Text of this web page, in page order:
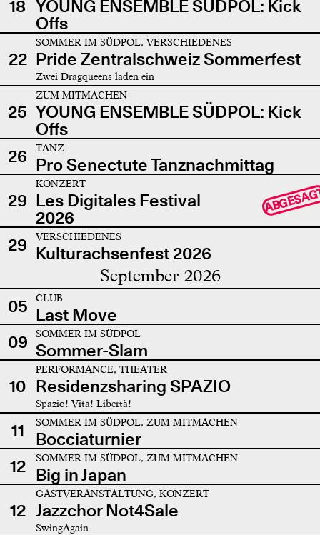
18 YOUNG ENSEMBLE SÜDPOL: Kick
Offs
22
SOMMER IM SÜDPOL, VERSCHIEDENES
Pride Zentralschweiz Sommerfest
Zwei Dragqueens laden ein
25
ZUM MITMACHEN
YOUNG ENSEMBLE SÜDPOL: Kick
Offs
26
TANZ
Pro Senectute Tanznachmittag
29
KONZERT
Les Digitales Festival
2026
29 VERSCHIEDENES
Kulturachsenfest 2026
September 2026
05 CLUB
Last Move
09
SOMMER IM SÜDPOL
Sommer-Slam
10
PERFORMANCE, THEATER
Residenzsharing SPAZIO
Spazio! Vita! Libertà!
11 SOMMER IM SÜDPOL, ZUM MITMACHEN
Bocciaturnier
12
SOMMER IM SÜDPOL, ZUM MITMACHEN
Big in Japan
12
GASTVERANSTALTUNG, KONZERT
Jazzchor Not4Sale
SwingAgain